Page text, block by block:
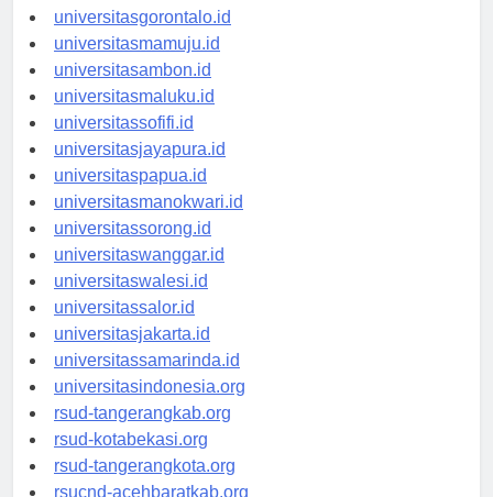
universitaskendari.id
universitasgorontalo.id
universitasmamuju.id
universitasambon.id
universitasmaluku.id
universitassofifi.id
universitasjayapura.id
universitaspapua.id
universitasmanokwari.id
universitassorong.id
universitaswanggar.id
universitaswalesi.id
universitassalor.id
universitasjakarta.id
universitassamarinda.id
universitasindonesia.org
rsud-tangerangkab.org
rsud-kotabekasi.org
rsud-tangerangkota.org